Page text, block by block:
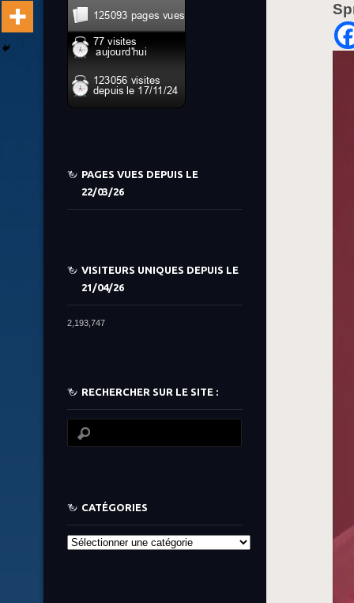
PAGES VUES DEPUIS LE
22/03/26
VISITEURS UNIQUES DEPUIS LE
21/04/26
2,193,747
RECHERCHER SUR LE SITE :
CATÉGORIES
Catégories